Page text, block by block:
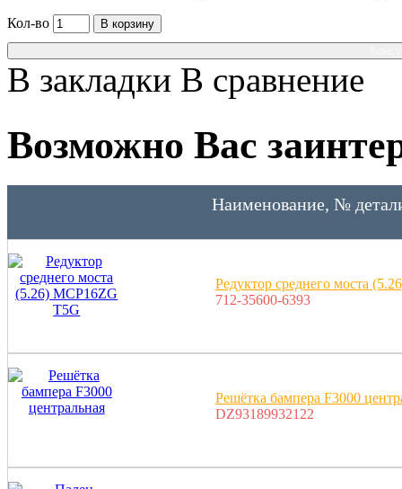
Кол-во
В корзину
В закладки В сравнение
Возможно Вас
Наименование, №
Редуктор среднего моста
712-35600-6393
Решётка бампера F3000
DZ93189932122